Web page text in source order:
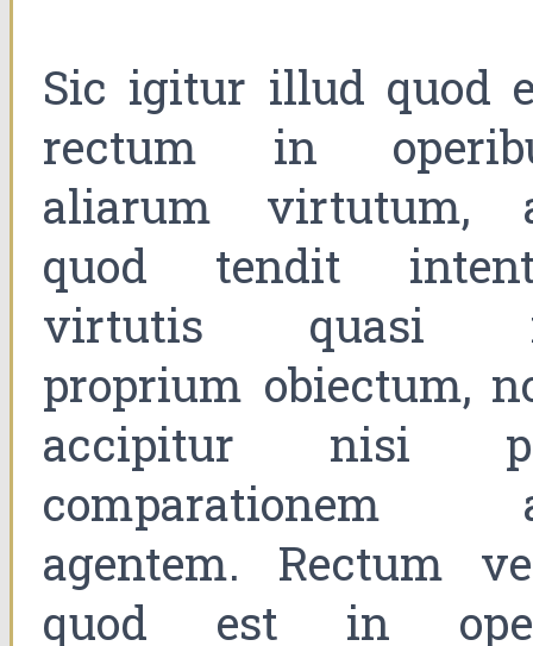
Sic igitur illud quod
rectum in
aliarum virtutum,
quod tendit
virtutis quasi
proprium obiectum,
accipitur nisi
comparationem
agentem. Rectum
quod est in